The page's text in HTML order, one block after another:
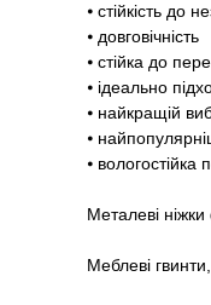
⦁ стійкість до
⦁ довговічність
⦁ стійка до
⦁ ідеально
⦁ найкращій
⦁
⦁
Металеві
Меблеві